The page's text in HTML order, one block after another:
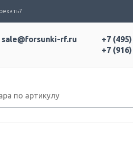
+7
+7
sale@forsunki-rf.ru